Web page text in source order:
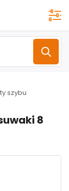
szybu
8